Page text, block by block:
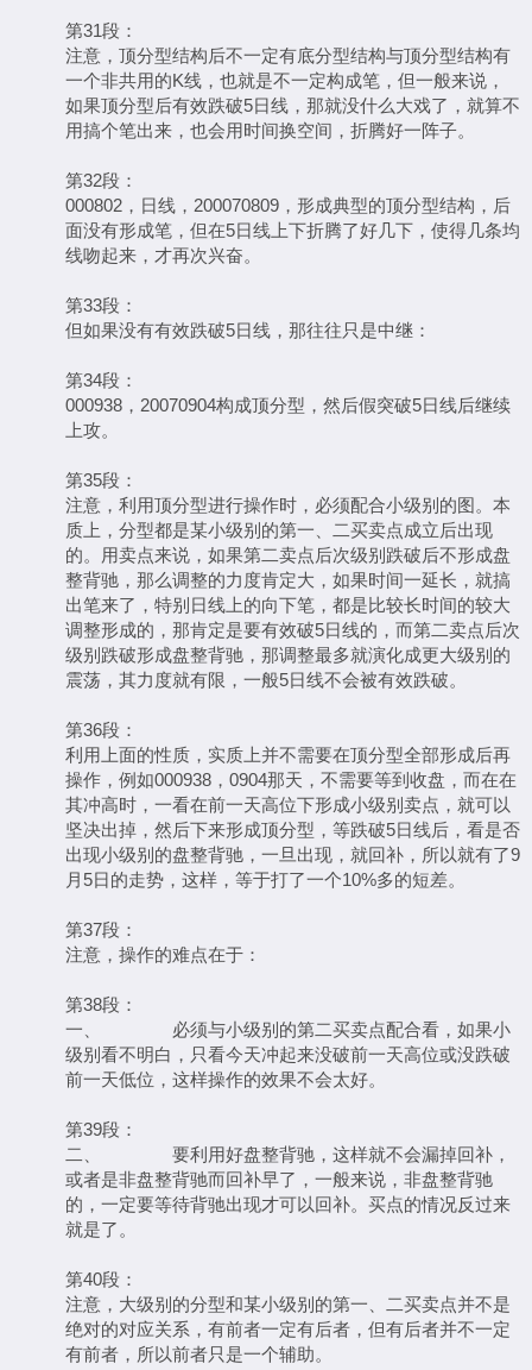
第31段：
注意，顶分型结构后不一定有底分型结构与顶分型结构有
一个非共用的K线，也就是不一定构成笔，但一般来说，
如果顶分型后有效跌破5日线，那就没什么大戏了，就算不
用搞个笔出来，也会用时间换空间，折腾好一阵子。
第32段：
000802，日线，200070809，形成典型的顶分型结构，后
面没有形成笔，但在5日线上下折腾了好几下，使得几条均
线吻起来，才再次兴奋。
第33段：
但如果没有有效跌破5日线，那往往只是中继：
第34段：
000938，20070904构成顶分型，然后假突破5日线后继续
上攻。
第35段：
注意，利用顶分型进行操作时，必须配合小级别的图。本
质上，分型都是某小级别的第一、二买卖点成立后出现
的。用卖点来说，如果第二卖点后次级别跌破后不形成盘
整背驰，那么调整的力度肯定大，如果时间一延长，就搞
出笔来了，特别日线上的向下笔，都是比较长时间的较大
调整形成的，那肯定是要有效破5日线的，而第二卖点后次
级别跌破形成盘整背驰，那调整最多就演化成更大级别的
震荡，其力度就有限，一般5日线不会被有效跌破。
第36段：
利用上面的性质，实质上并不需要在顶分型全部形成后再
操作，例如000938，0904那天，不需要等到收盘，而在在
其冲高时，一看在前一天高位下形成小级别卖点，就可以
坚决出掉，然后下来形成顶分型，等跌破5日线后，看是否
出现小级别的盘整背驰，一旦出现，就回补，所以就有了9
月5日的走势，这样，等于打了一个10%多的短差。
第37段：
注意，操作的难点在于：
第38段：
一、 必须与小级别的第二买卖点配合看，如果小
级别看不明白，只看今天冲起来没破前一天高位或没跌破
前一天低位，这样操作的效果不会太好。
第39段：
二、 要利用好盘整背驰，这样就不会漏掉回补，
或者是非盘整背驰而回补早了，一般来说，非盘整背驰
的，一定要等待背驰出现才可以回补。买点的情况反过来
就是了。
第40段：
注意，大级别的分型和某小级别的第一、二买卖点并不是
绝对的对应关系，有前者一定有后者，但有后者并不一定
有前者，所以前者只是一个辅助。